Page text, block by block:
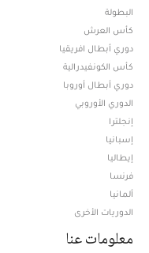
البطولة
كأس العرش
دوري أبطال افريقيا
كأس الكونفيدرالية
دوري أبطال أوروبا
الدوري الأوروبي
إنجلترا
إسبانيا
إيطاليا
فرنسا
ألمانيا
الدوريات الأخرى
معلومات عنا